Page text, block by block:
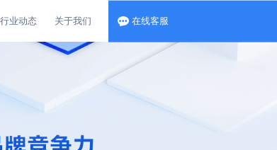
行业动态 关于我们 在线客服